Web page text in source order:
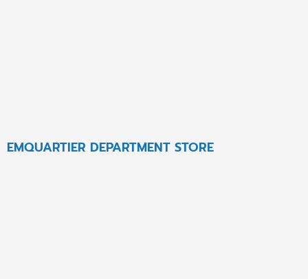
EMQUARTIER DEPARTMENT STORE